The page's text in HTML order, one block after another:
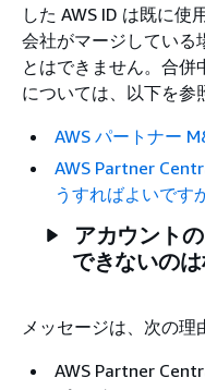
した AWS ID は既に使
会社がマージしている
とはできません。合併
については、以下を参
AWS パートナー
AWS Partner
うすればよいです
アカウント
できないの
メッセージは、次の理
AWS Partner